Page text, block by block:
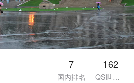
162
QS世界排名
7
国内排名